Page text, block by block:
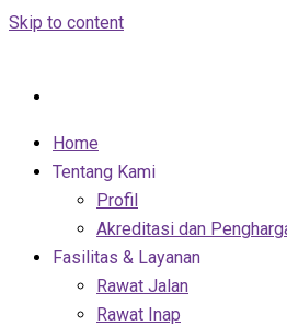
Skip to content
Home
Tentang Kami
Profil
Akreditasi dan
Fasilitas & Layanan
Rawat Jalan
Rawat Inap